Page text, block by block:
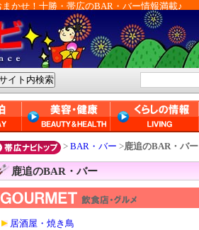
かせ！十勝・帯広のBAR・バー情報満載♪
> BAR・バー >鹿追のBAR・バー
鹿追のBAR・バー
居酒屋・焼き鳥